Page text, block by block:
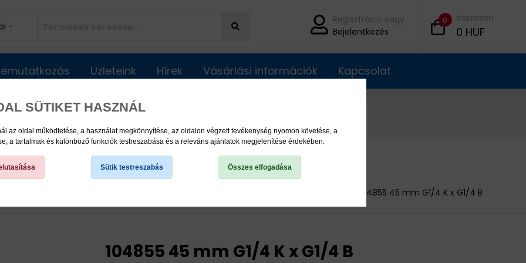
SÜTIKET HASZNÁL
az oldal működtetése, a használat megkönnyítése, az oldalon végzett tevékenység nyomon követése, a
a tartalmak és különböző funkciók testreszabása és a releváns ajánlatok megjelenítése érdekében.
Sütik testreszabás Összes elfogadása
Regisztráció vagy
Bejelentkezés
0 összesen
0 HUF
Üzleteink Hírek Vásárlási információk Kapcsolat
104855 45 mm G1/4 K x G1/4 B
104855 45 mm G1/4 K x G1/4 B